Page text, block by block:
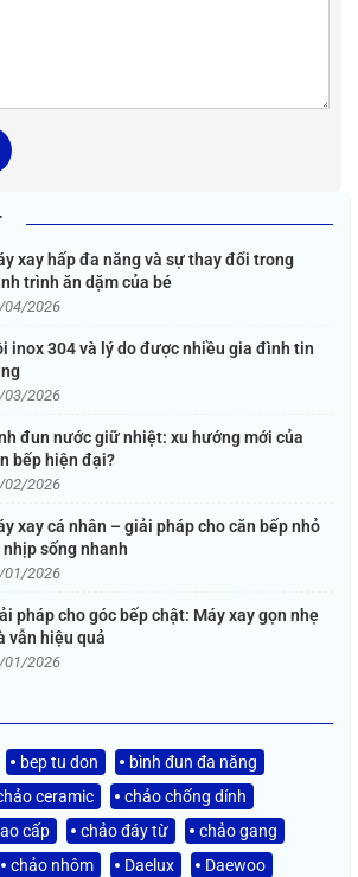
xay hấp đa năng và sự thay đổi trong
trình ăn dặm của bé
04/2026
inox 304 và lý do được nhiều gia đình tin
03/2026
đun nước giữ nhiệt: xu hướng mới của
bếp hiện đại?
02/2026
xay cá nhân – giải pháp cho căn bếp nhỏ
nhịp sống nhanh
01/2026
pháp cho góc bếp chật: Máy xay gọn nhẹ
vẫn hiệu quả
01/2026
bep tu don
bình đun đa năng
ceramic
chảo chống dính
cấp
chảo đáy từ
chảo gang
chảo nhôm Daelux Daewoo